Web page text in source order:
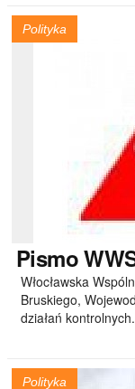
Polityka
Pismo
Włocławska
Bruskiego,
działań
Polityka